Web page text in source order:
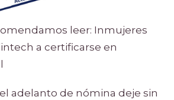
leer: Inmujeres
a certificarse en
adelanto de nómina deje sin